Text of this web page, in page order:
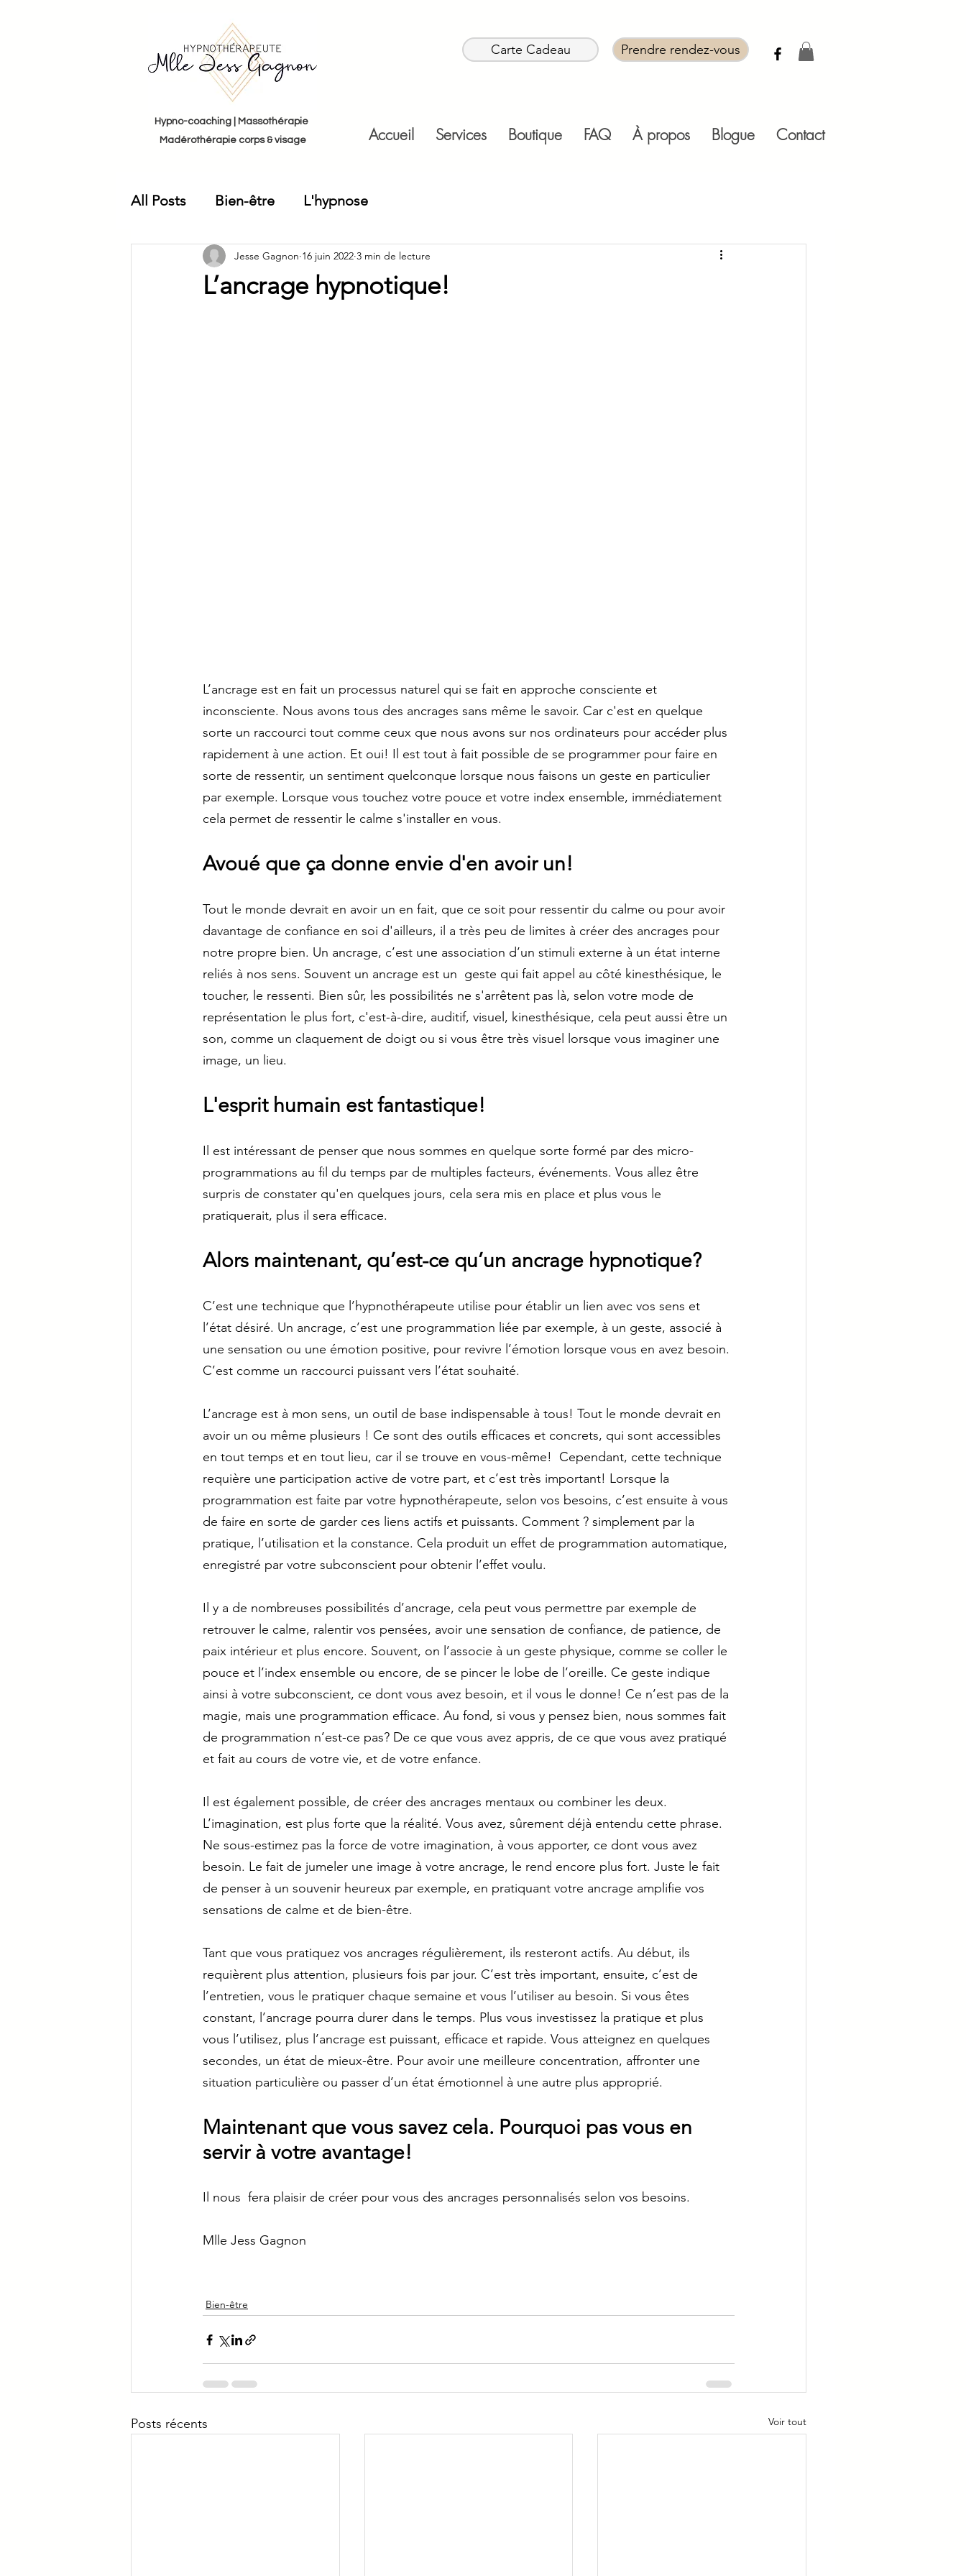
Hypno-coaching | Massothérapie
Madérothérapie corps & visage
Carte Cadeau Prendre rendez-vous
Accueil Services Boutique FAQ À propos Blogue Contact
All Posts Bien-être L'hypnose
L’ancrage hypnotique!
Jesse Gagnon 16 juin 2022 3 min de lecture
L’ancrage est en fait un processus naturel qui se fait en approche consciente et
inconsciente. Nous avons tous des ancrages sans même le savoir. Car c'est en quelque
sorte un raccourci tout comme ceux que nous avons sur nos ordinateurs pour accéder plus
rapidement à une action. Et oui! Il est tout à fait possible de se programmer pour faire en
sorte de ressentir, un sentiment quelconque lorsque nous faisons un geste en particulier
par exemple. Lorsque vous touchez votre pouce et votre index ensemble, immédiatement
cela permet de ressentir le calme s'installer en vous.
Avoué que ça donne envie d'en avoir un!
Tout le monde devrait en avoir un en fait, que ce soit pour ressentir du calme ou pour avoir
davantage de confiance en soi d'ailleurs, il a très peu de limites à créer des ancrages pour
notre propre bien. Un ancrage, c’est une association d’un stimuli externe à un état interne
reliés à nos sens. Souvent un ancrage est un  geste qui fait appel au côté kinesthésique, le
toucher, le ressenti. Bien sûr, les possibilités ne s'arrêtent pas là, selon votre mode de
représentation le plus fort, c'est-à-dire, auditif, visuel, kinesthésique, cela peut aussi être un
son, comme un claquement de doigt ou si vous être très visuel lorsque vous imaginer une
image, un lieu.
L'esprit humain est fantastique!
Il est intéressant de penser que nous sommes en quelque sorte formé par des micro-
programmations au fil du temps par de multiples facteurs, événements. Vous allez être
surpris de constater qu'en quelques jours, cela sera mis en place et plus vous le
pratiquerait, plus il sera efficace.
Alors maintenant, qu’est-ce qu’un ancrage hypnotique?
C’est une technique que l’hypnothérapeute utilise pour établir un lien avec vos sens et
l’état désiré. Un ancrage, c’est une programmation liée par exemple, à un geste, associé à
une sensation ou une émotion positive, pour revivre l’émotion lorsque vous en avez besoin.
C’est comme un raccourci puissant vers l’état souhaité.
L’ancrage est à mon sens, un outil de base indispensable à tous! Tout le monde devrait en
avoir un ou même plusieurs ! Ce sont des outils efficaces et concrets, qui sont accessibles
en tout temps et en tout lieu, car il se trouve en vous-même!  Cependant, cette technique
requière une participation active de votre part, et c’est très important! Lorsque la
programmation est faite par votre hypnothérapeute, selon vos besoins, c’est ensuite à vous
de faire en sorte de garder ces liens actifs et puissants. Comment ? simplement par la
pratique, l’utilisation et la constance. Cela produit un effet de programmation automatique,
enregistré par votre subconscient pour obtenir l’effet voulu.
Il y a de nombreuses possibilités d’ancrage, cela peut vous permettre par exemple de
retrouver le calme, ralentir vos pensées, avoir une sensation de confiance, de patience, de
paix intérieur et plus encore. Souvent, on l’associe à un geste physique, comme se coller le
pouce et l’index ensemble ou encore, de se pincer le lobe de l’oreille. Ce geste indique
ainsi à votre subconscient, ce dont vous avez besoin, et il vous le donne! Ce n’est pas de la
magie, mais une programmation efficace. Au fond, si vous y pensez bien, nous sommes fait
de programmation n’est-ce pas? De ce que vous avez appris, de ce que vous avez pratiqué
et fait au cours de votre vie, et de votre enfance.
Il est également possible, de créer des ancrages mentaux ou combiner les deux.
L’imagination, est plus forte que la réalité. Vous avez, sûrement déjà entendu cette phrase.
Ne sous-estimez pas la force de votre imagination, à vous apporter, ce dont vous avez
besoin. Le fait de jumeler une image à votre ancrage, le rend encore plus fort. Juste le fait
de penser à un souvenir heureux par exemple, en pratiquant votre ancrage amplifie vos
sensations de calme et de bien-être.
Tant que vous pratiquez vos ancrages régulièrement, ils resteront actifs. Au début, ils
requièrent plus attention, plusieurs fois par jour. C’est très important, ensuite, c’est de
l’entretien, vous le pratiquer chaque semaine et vous l’utiliser au besoin. Si vous êtes
constant, l’ancrage pourra durer dans le temps. Plus vous investissez la pratique et plus
vous l’utilisez, plus l’ancrage est puissant, efficace et rapide. Vous atteignez en quelques
secondes, un état de mieux-être. Pour avoir une meilleure concentration, affronter une
situation particulière ou passer d’un état émotionnel à une autre plus approprié.
Maintenant que vous savez cela. Pourquoi pas vous en
servir à votre avantage!
Il nous  fera plaisir de créer pour vous des ancrages personnalisés selon vos besoins.
Mlle Jess Gagnon
Bien-être
Posts récents Voir tout